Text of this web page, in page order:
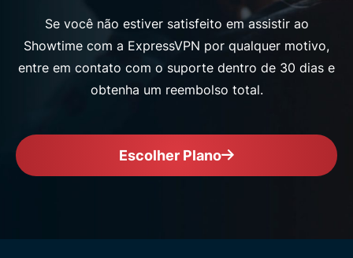
Se você não estiver satisfeito em assistir ao
Showtime com a ExpressVPN por qualquer motivo,
entre em contato com o suporte dentro de 30 dias e
obtenha um reembolso total.
Escolher Plano